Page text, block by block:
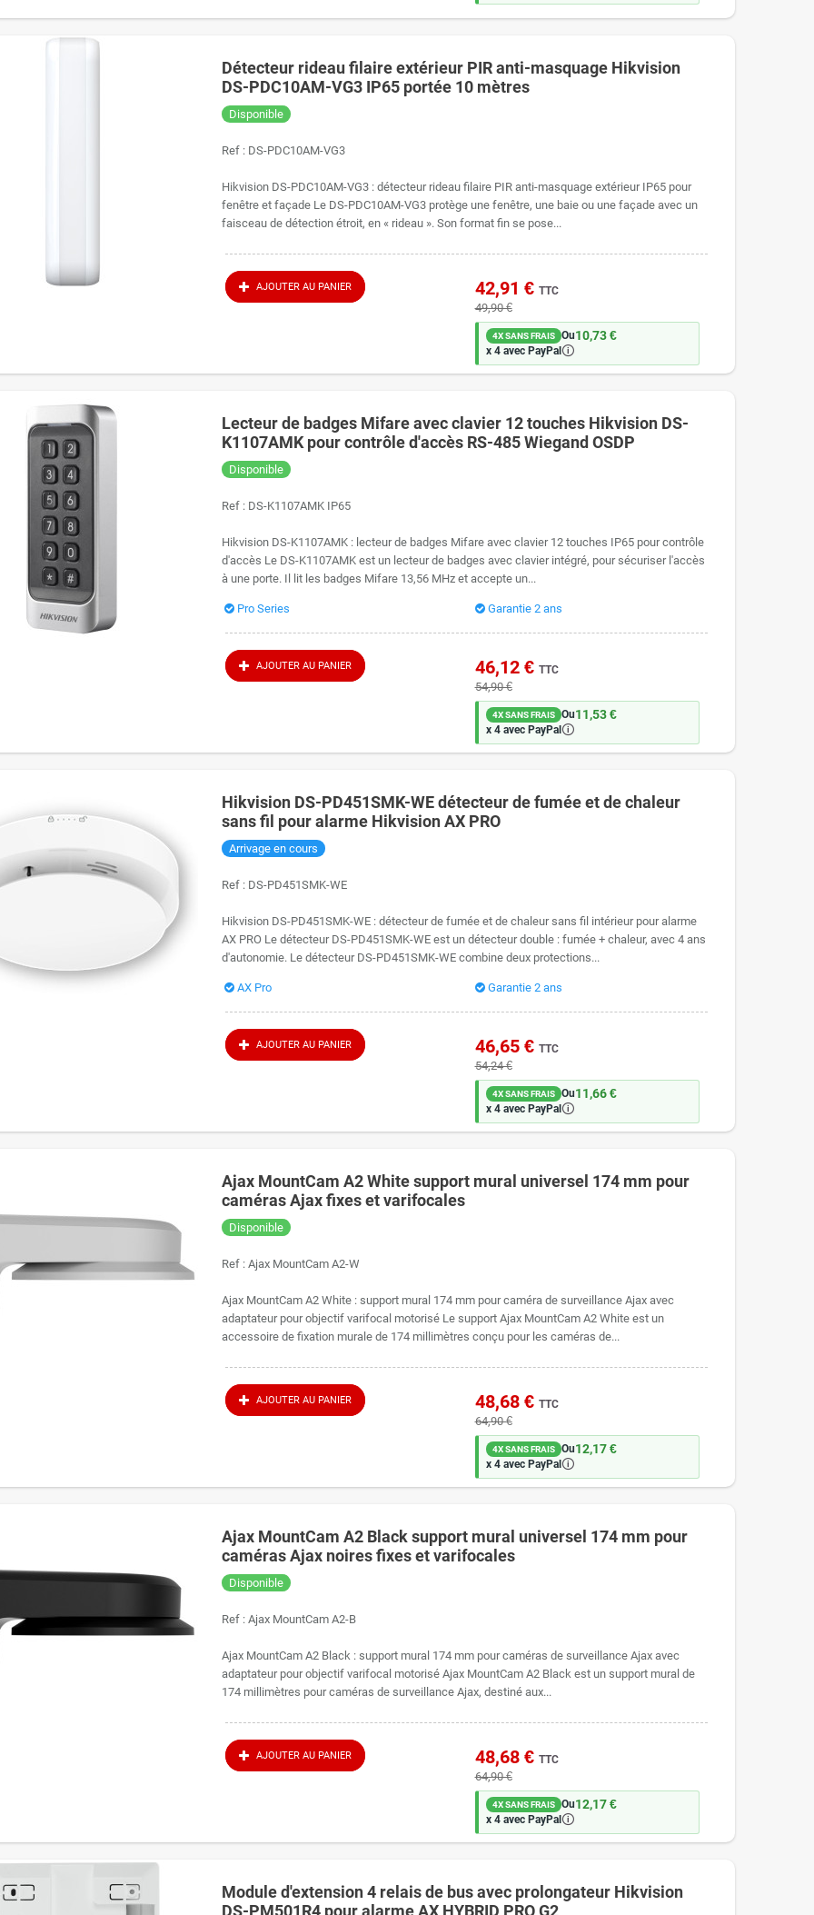
Détecteur rideau filaire extérieur PIR anti-masquage Hikvision
DS-PDC10AM-VG3 IP65 portée 10 mètres
Disponible
Ref : DS-PDC10AM-VG3
Hikvision DS-PDC10AM-VG3 : détecteur rideau filaire PIR anti-masquage extérieur IP65 pour
fenêtre et façade Le DS-PDC10AM-VG3 protège une fenêtre, une baie ou une façade avec un
faisceau de détection étroit, en « rideau ». Son format fin se pose...
AJOUTER AU PANIER 42,91 € TTC
49,90 €
4X SANS FRAIS Ou10,73 €
x 4 avec PayPal🛈
Lecteur de badges Mifare avec clavier 12 touches Hikvision DS-
K1107AMK pour contrôle d'accès RS-485 Wiegand OSDP
Disponible
Ref : DS-K1107AMK IP65
Hikvision DS-K1107AMK : lecteur de badges Mifare avec clavier 12 touches IP65 pour contrôle
d'accès Le DS-K1107AMK est un lecteur de badges avec clavier intégré, pour sécuriser l'accès
à une porte. Il lit les badges Mifare 13,56 MHz et accepte un...
Pro Series Garantie 2 ans
AJOUTER AU PANIER 46,12 € TTC
54,90 €
4X SANS FRAIS Ou11,53 €
x 4 avec PayPal🛈
Hikvision DS-PD451SMK-WE détecteur de fumée et de chaleur
sans fil pour alarme Hikvision AX PRO
Arrivage en cours
Ref : DS-PD451SMK-WE
Hikvision DS-PD451SMK-WE : détecteur de fumée et de chaleur sans fil intérieur pour alarme
AX PRO Le détecteur DS-PD451SMK-WE est un détecteur double : fumée + chaleur, avec 4 ans
d'autonomie. Le détecteur DS-PD451SMK-WE combine deux protections...
AX Pro Garantie 2 ans
AJOUTER AU PANIER 46,65 € TTC
54,24 €
4X SANS FRAIS Ou11,66 €
x 4 avec PayPal🛈
Ajax MountCam A2 White support mural universel 174 mm pour
caméras Ajax fixes et varifocales
Disponible
Ref : Ajax MountCam A2-W
Ajax MountCam A2 White : support mural 174 mm pour caméra de surveillance Ajax avec
adaptateur pour objectif varifocal motorisé Le support Ajax MountCam A2 White est un
accessoire de fixation murale de 174 millimètres conçu pour les caméras de...
AJOUTER AU PANIER 48,68 € TTC
64,90 €
4X SANS FRAIS Ou12,17 €
x 4 avec PayPal🛈
Ajax MountCam A2 Black support mural universel 174 mm pour
caméras Ajax noires fixes et varifocales
Disponible
Ref : Ajax MountCam A2-B
Ajax MountCam A2 Black : support mural 174 mm pour caméras de surveillance Ajax avec
adaptateur pour objectif varifocal motorisé Ajax MountCam A2 Black est un support mural de
174 millimètres pour caméras de surveillance Ajax, destiné aux...
AJOUTER AU PANIER 48,68 € TTC
64,90 €
4X SANS FRAIS Ou12,17 €
x 4 avec PayPal🛈
Module d'extension 4 relais de bus avec prolongateur Hikvision
DS-PM501R4 pour alarme AX HYBRID PRO G2